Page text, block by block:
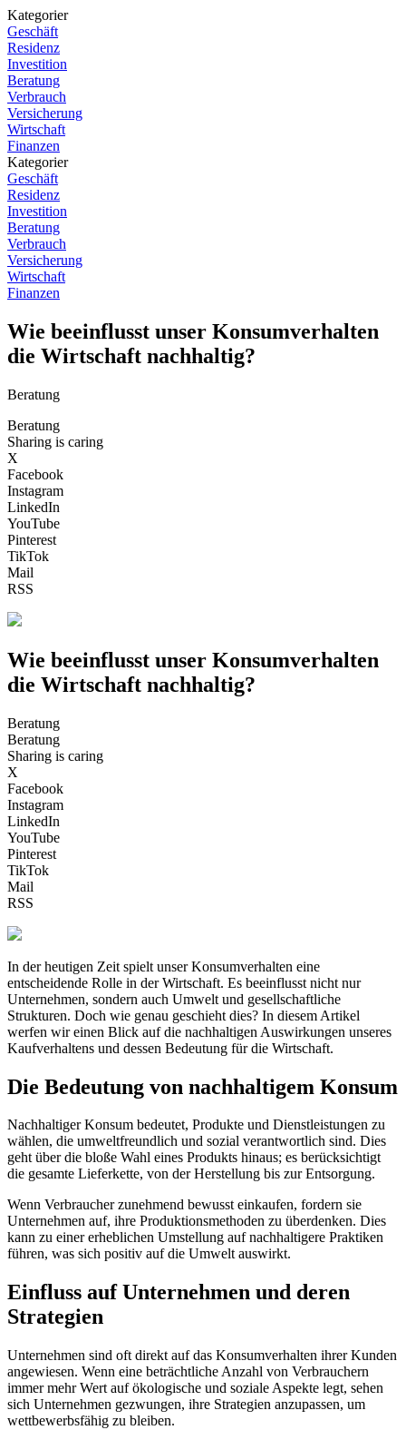
Kategorier
Geschäft
Residenz
Investition
Beratung
Verbrauch
Versicherung
Wirtschaft
Finanzen
Kategorier
Geschäft
Residenz
Investition
Beratung
Verbrauch
Versicherung
Wirtschaft
Finanzen
Wie beeinflusst unser Konsumverhalten
die Wirtschaft nachhaltig?
Beratung
Beratung
Sharing is caring
X
Facebook
Instagram
LinkedIn
YouTube
Pinterest
TikTok
Mail
RSS
Wie beeinflusst unser Konsumverhalten
die Wirtschaft nachhaltig?
Beratung
Beratung
Sharing is caring
X
Facebook
Instagram
LinkedIn
YouTube
Pinterest
TikTok
Mail
RSS
In der heutigen Zeit spielt unser Konsumverhalten eine
entscheidende Rolle in der Wirtschaft. Es beeinflusst nicht nur
Unternehmen, sondern auch Umwelt und gesellschaftliche
Strukturen. Doch wie genau geschieht dies? In diesem Artikel
werfen wir einen Blick auf die nachhaltigen Auswirkungen unseres
Kaufverhaltens und dessen Bedeutung für die Wirtschaft.
Die Bedeutung von nachhaltigem Konsum
Nachhaltiger Konsum bedeutet, Produkte und Dienstleistungen zu
wählen, die umweltfreundlich und sozial verantwortlich sind. Dies
geht über die bloße Wahl eines Produkts hinaus; es berücksichtigt
die gesamte Lieferkette, von der Herstellung bis zur Entsorgung.
Wenn Verbraucher zunehmend bewusst einkaufen, fordern sie
Unternehmen auf, ihre Produktionsmethoden zu überdenken. Dies
kann zu einer erheblichen Umstellung auf nachhaltigere Praktiken
führen, was sich positiv auf die Umwelt auswirkt.
Einfluss auf Unternehmen und deren
Strategien
Unternehmen sind oft direkt auf das Konsumverhalten ihrer Kunden
angewiesen. Wenn eine beträchtliche Anzahl von Verbrauchern
immer mehr Wert auf ökologische und soziale Aspekte legt, sehen
sich Unternehmen gezwungen, ihre Strategien anzupassen, um
wettbewerbsfähig zu bleiben.